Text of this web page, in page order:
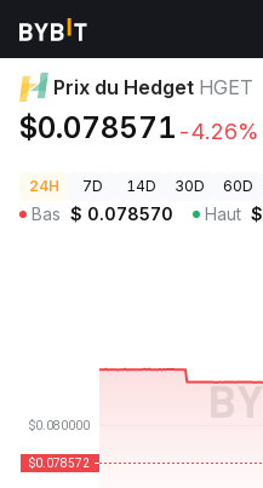
Prix des cryptos
Prix du Hedget HGET
$0.078571 -4.26%
24H 7D 14D 30D 60D
Bas $ 0.078570 Haut $